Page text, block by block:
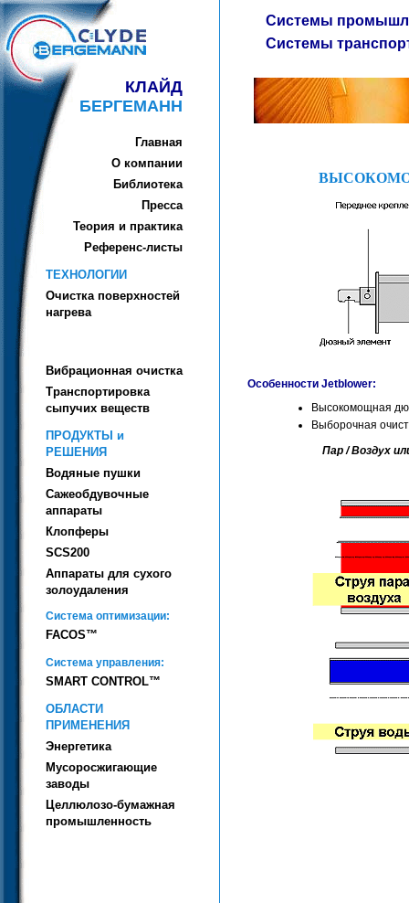
КЛАЙД
БЕРГЕМАНН
Главная
О компании
Библиотека
Пресса
Теория и практика
Референc-листы
ТЕХНОЛОГИИ
Очистка поверхностей
нагрева
Вибрационная очистка
Транспортировка
сыпучих веществ
ПРОДУКТЫ и
РЕШЕНИЯ
Водяные пушки
Сажеобдувочные
аппараты
Клопферы
SCS200
Аппараты для сухого
золоудаления
Система оптимизации:
FACOS™
Система управления:
SMART CONTROL™
ОБЛАСТИ
ПРИМЕНЕНИЯ
Энергетика
Мусоросжигающие
заводы
Целлюлозо-бумажная
промышленность
Системы
Системы
Особенности Jetblower:
Высокомощная
Выборочная
Пар / Воздух